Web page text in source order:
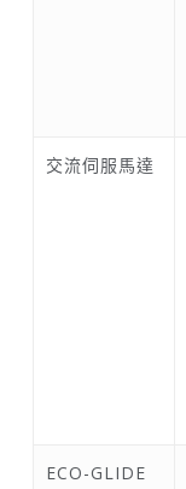
交流伺服馬達
ECO-GLIDE